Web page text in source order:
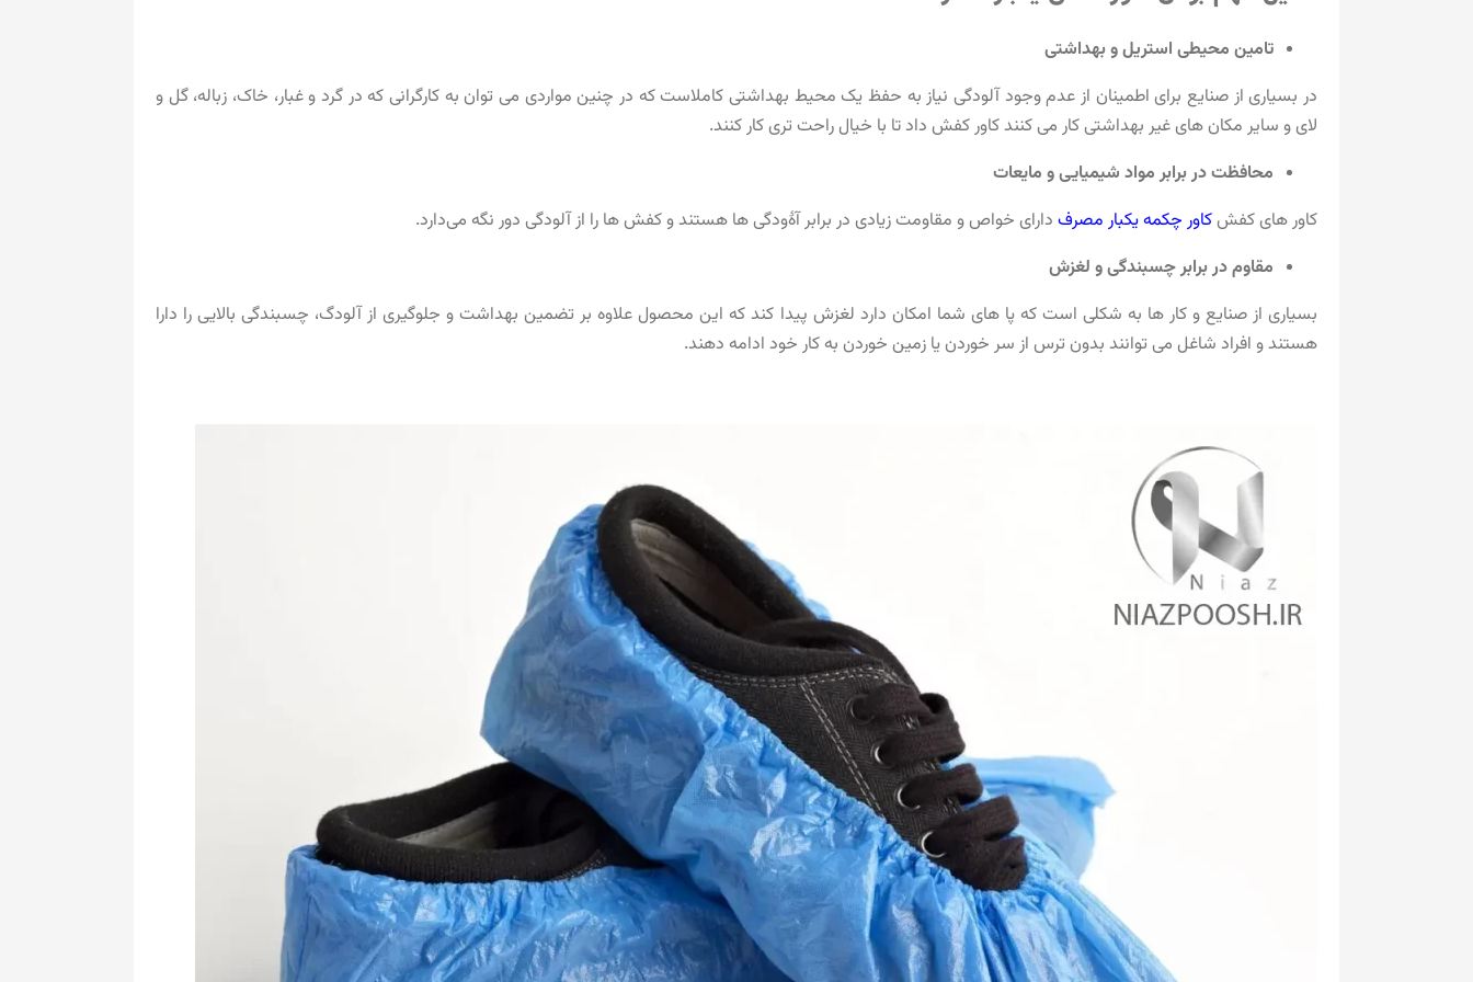
تامین محیطی استریل و بهداشتی
در بسیاری از صنایع برای اطمینان از عدم وجود آلودگی نیاز به حفظ یک محیط بهداشتی کاملاست که در چنین مواردی می توان به کارگرانی که در گرد و غبار، خاک، زباله، گل و
لای و سایر مکان های غیر بهداشتی کار می کنند کاور کفش داد تا با خیال راحت تری کار کنند.
محافظت در برابر مواد شیمیایی و مایعات
کاور های کفشکاور چکمه یکبار مصرف دارای خواص و مقاومت زیادی در برابر آۀودگی ها هستند و کفش‌ ها را از آلودگی دور نگه می‌دارد.
مقاوم در برابر چسبندگی و لغزش
بسیاری از صنایع و کار ها به شکلی است که پا های شما امکان دارد لغزش پیدا کند که این محصول علاوه بر تضمین بهداشت و جلوگیری از آلودگ، چسبندگی بالایی را دارا
هستند و افراد شاغل می توانند بدون ترس از سر خوردن یا زمین خوردن به کار خود ادامه دهند.